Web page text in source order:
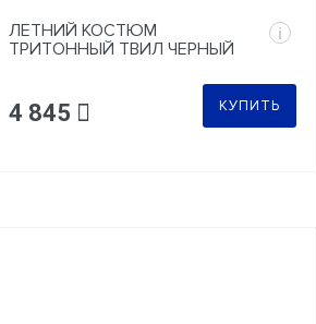
ЛЕТНИЙ КОСТЮМ
ТРИТОННЫЙ ТВИЛ ЧЕРНЫЙ
i
4 845 КУПИТЬ